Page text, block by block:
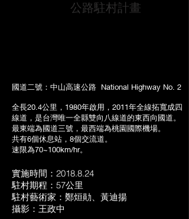
公路駐村計畫
實施時間：2018.8.24
駐村期程：57公里
駐村藝術家：鄭烜勛、黃迪揚
攝影：王政中
國道二號：中山高速公路 National Highway No. 2
全長20.4公里，1980年啟用，2011年全線拓寬成四
線道，是台灣唯一全縣雙向八線道的東西向國道。
最東端為國道三號，最西端為桃園國際機場。
共有6個休息站，8個交流道。
速限為70~100km/hr。